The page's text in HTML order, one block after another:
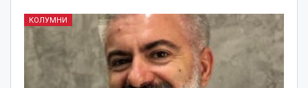
КОЛУМНИ